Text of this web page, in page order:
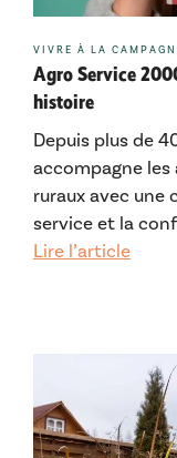
Agro Service
histoire
Depuis plus de
accompagne
ruraux avec
service et la
Lire l’article
Catégories
VIVRE À LA